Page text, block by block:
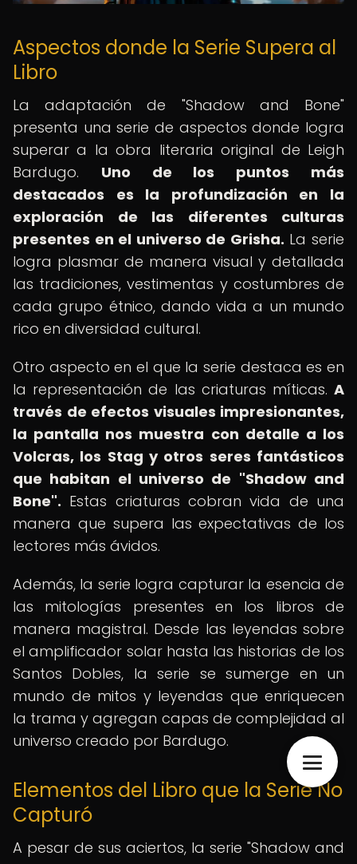
Aspectos donde la Serie Supera al
Libro
La adaptación de "Shadow and Bone"
presenta una serie de aspectos donde logra
superar a la obra literaria original de Leigh
Bardugo. Uno de los puntos más
destacados es la profundización en la
exploración de las diferentes culturas
presentes en el universo de Grisha. La serie
logra plasmar de manera visual y detallada
las tradiciones, vestimentas y costumbres de
cada grupo étnico, dando vida a un mundo
rico en diversidad cultural.
Otro aspecto en el que la serie destaca es en
la representación de las criaturas míticas. A
través de efectos visuales impresionantes,
la pantalla nos muestra con detalle a los
Volcras, los Stag y otros seres fantásticos
que habitan el universo de "Shadow and
Bone". Estas criaturas cobran vida de una
manera que supera las expectativas de los
lectores más ávidos.
Además, la serie logra capturar la esencia de
las mitologías presentes en los libros de
manera magistral. Desde las leyendas sobre
el amplificador solar hasta las historias de los
Santos Dobles, la serie se sumerge en un
mundo de mitos y leyendas que enriquecen
la trama y agregan capas de complejidad al
universo creado por Bardugo.
Elementos del Libro que la Serie No
Capturó
A pesar de sus aciertos, la serie "Shadow and